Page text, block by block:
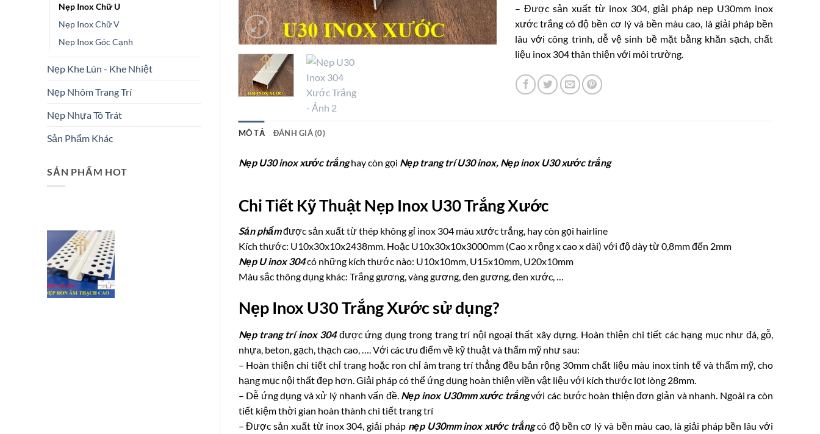
Nẹp Inox Chữ U
Nẹp Inox Chữ V
Nẹp Inox Góc Cạnh
Nẹp Khe Lún - Khe Nhiệt
Nẹp Nhôm Trang Trí
Nẹp Nhựa Tô Trát
Sản Phẩm Khác
SẢN PHẨM HOT
– Được sản xuất từ inox 304, giải pháp nẹp U30mm inox
xước trắng có độ bền cơ lý và bền màu cao, là giải pháp bền
lâu với công trình, dễ vệ sinh bề mặt bằng khăn sạch, chất
liệu inox 304 thân thiện với môi trường.
MÔ TẢ ĐÁNH GIÁ (0)
Nẹp U30 inox xước trắnghay còn gọi Nẹp trang trí U30 inox, Nẹp inox U30 xước trắng
Chi Tiết Kỹ Thuật Nẹp Inox U30 Trắng Xước
Sản phẩmđược sản xuất từ thép không gỉ inox 304 màu xước trắng, hay còn gọi hairline
Kích thước: U10x30x10x2438mm. Hoặc U10x30x10x3000mm (Cao x rộng x cao x dài) với độ dày từ 0,8mm đến 2mm
Nẹp U inox 304có những kích thước nào: U10x10mm, U15x10mm, U20x10mm
Màu sắc thông dụng khác: Trắng gương, vàng gương, đen gương, đen xước, …
Nẹp Inox U30 Trắng Xước sử dụng?
Nẹp trang trí inox 304được ứng dụng trong trang trí nội ngoại thất xây dựng. Hoàn thiện chi tiết các hạng mục như đá, gỗ,
nhựa, beton, gạch, thạch cao, …. Với các ưu điểm về kỹ thuật và thẩm mỹ như sau:
– Hoàn thiện chi tiết chỉ trang hoặc ron chỉ âm trang trí thẳng đều bản rộng 30mm chất liệu màu inox tinh tế và thẩm mỹ, cho
hạng mục nội thất đẹp hơn. Giải pháp có thể ứng dụng hoàn thiện viền vật liệu với kích thước lọt lòng 28mm.
– Dễ ứng dụng và xử lý nhanh vấn đề. Nẹp inox U30mm xước trắngvới các bước hoàn thiện đơn giản và nhanh. Ngoài ra còn
tiết kiệm thời gian hoàn thành chi tiếttrang trí
– Được sản xuất từ inox 304, giải pháp nẹp U30mm inox xước trắngcó độ bền cơ lý và bền màu cao, là giải pháp bền lâu với